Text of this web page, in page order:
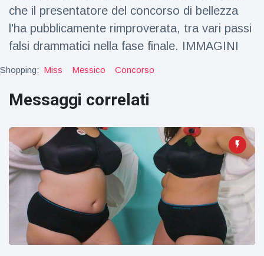
Dylan
Sprouse e
Barbara
Palvin
aspettare
bambina
Visualizzazioni
Millie Bobby
incoraggia
sua figlia ad
creativa
15 July
Visualizzazioni
Anne
Hathaway
definisce
Tom
figlio dei
sogni’
14 July
Visualizzazioni
che il presentatore del concorso di bellezza
l'ha pubblicamente rimproverata, tra vari passi
falsi drammatici nella fase finale. IMMAGINI
Shopping: Miss Messico Concorso
Messaggi correlati